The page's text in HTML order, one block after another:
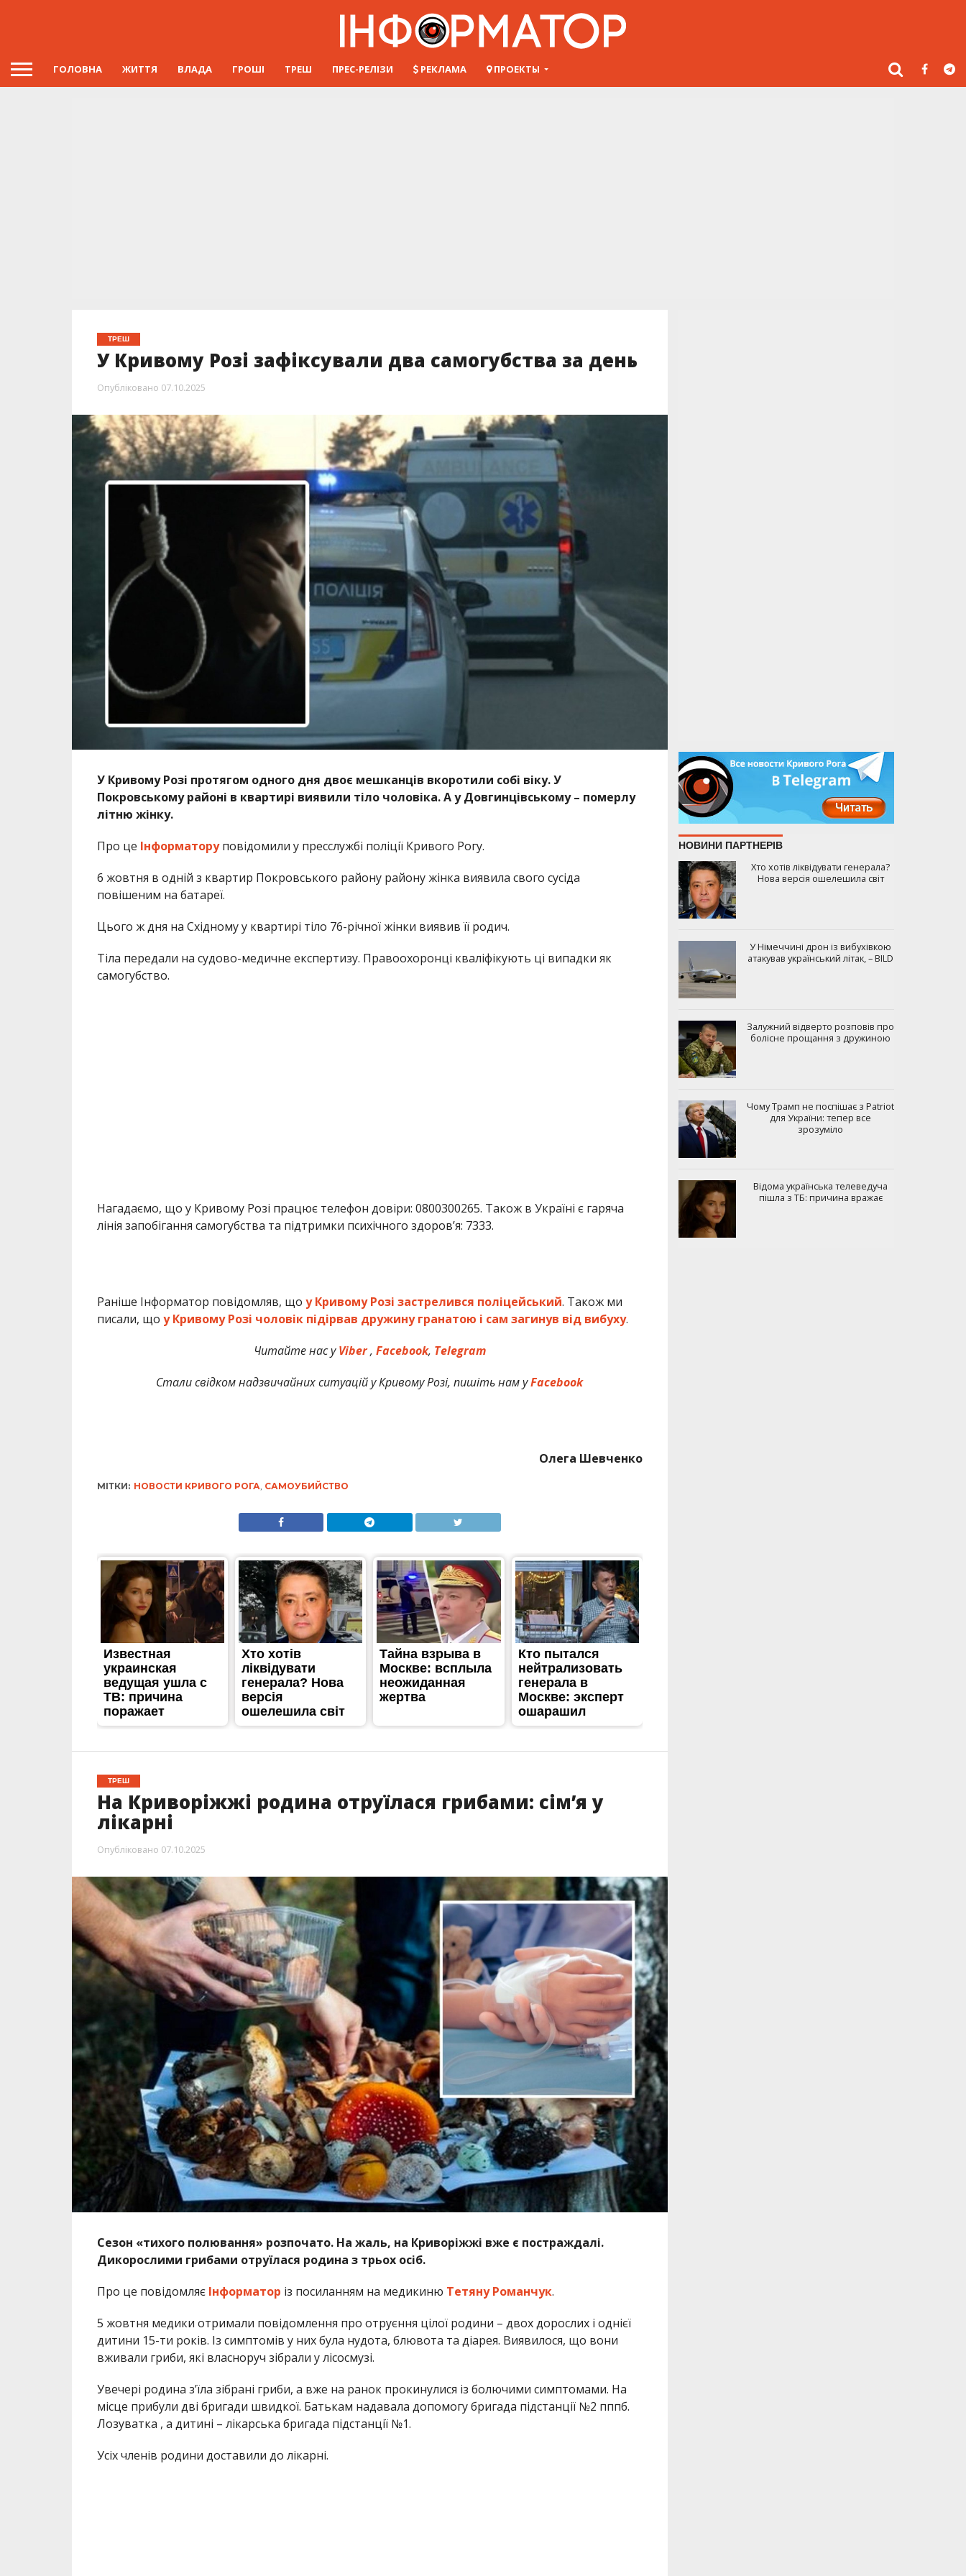
ГОЛОВНА ЖИТТЯ ВЛАДА ГРОШІ ТРЕШ ПРЕС-РЕЛІЗИ РЕКЛАМА ПРОЕКТЫ
ТРЕШ
У Кривому Розі зафіксували два самогубства за день
Опубліковано 07.10.2025
У Кривому Розі протягом одного дня двоє мешканців вкоротили собі віку. У
Покровському районі в квартирі виявили тіло чоловіка. А у Довгинцівському – померлу
літню жінку.
Про це Інформаторуповідомили у пресслужбі поліції Кривого Рогу.
6 жовтня в одній з квартир Покровського району району жінка виявила свого сусіда
повішеним на батареї.
Цього ж дня на Східному у квартирі тіло 76-річної жінки виявив її родич.
Тіла передали на судово-медичне експертизу. Правоохоронці кваліфікують ці випадки як
самогубство.
Нагадаємо, що у Кривому Розі працює телефон довіри: 0800300265. Також в Україні є гаряча
лінія запобігання самогубства та підтримки психічного здоров’я: 7333.
Раніше Інформатор повідомляв, що у Кривому Розі застрелився поліцейський. Також ми
писали, що у Кривому Розі чоловік підірвав дружину гранатою і сам загинув від вибуху.
Читайте нас уViber, Facebook, Telegram
Стали свідком надзвичайних ситуацій у Кривому Розі, пишіть нам уFacebook
Олега Шевченко
МІТКИ: НОВОСТИ КРИВОГО РОГА, САМОУБИЙСТВО
ТРЕШ
На Криворіжжі родина отруїлася грибами: сім’я у
лікарні
Опубліковано 07.10.2025
Сезон «тихого полювання» розпочато. На жаль, на Криворіжжі вже є постраждалі.
Дикорослими грибами отруїлася родина з трьох осіб.
Про це повідомляє Інформатор із посиланням на медикиню Тетяну Романчук.
5 жовтня медики отримали повідомлення про отруєння цілої родини – двох дорослих і однієї
дитини 15-ти років. Із симптомів у них була нудота, блювота та діарея. Виявилося, що вони
вживали гриби, які власноруч зібрали у лісосмузі.
Увечері родина з’їла зібрані гриби, а вже на ранок прокинулися із болючими симптомами. На
місце прибули дві бригади швидкої. Батькам надавала допомогу бригада підстанції №2 пппб.
Лозуватка , а дитині – лікарська бригада підстанції №1.
Усіх членів родини доставили до лікарні.